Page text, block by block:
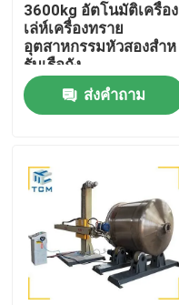
บ้าน
สินค้า
เกี่ยวกับเรา
ทัวร์โรงงาน
3600kg อัตโนมัติเครื่อง
เล่ห์เครื่องทราย
อุตสาหกรรมหัวสองสําห
รับเรือถัง
ส่งคำถาม